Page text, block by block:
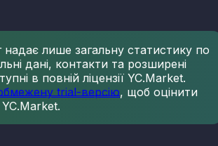
надає лише загальну статистику по
дані, контакти та розширені
в повній ліцензії YC.Market.
trial-версію, щоб оцінити